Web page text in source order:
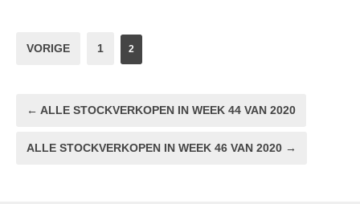
VORIGE 1 2
← ALLE STOCKVERKOPEN IN WEEK 44 VAN 2020
ALLE STOCKVERKOPEN IN WEEK 46 VAN 2020 →